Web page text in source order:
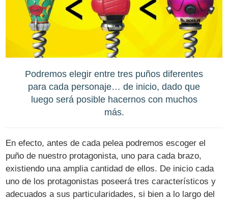
Podremos elegir entre tres puños diferentes
para cada personaje… de inicio, dado que
luego será posible hacernos con muchos
más.
En efecto, antes de cada pelea podremos escoger el
puño de nuestro protagonista, uno para cada brazo,
existiendo una amplia cantidad de ellos. De inicio cada
uno de los protagonistas poseerá tres característicos y
adecuados a sus particularidades, si bien a lo largo del